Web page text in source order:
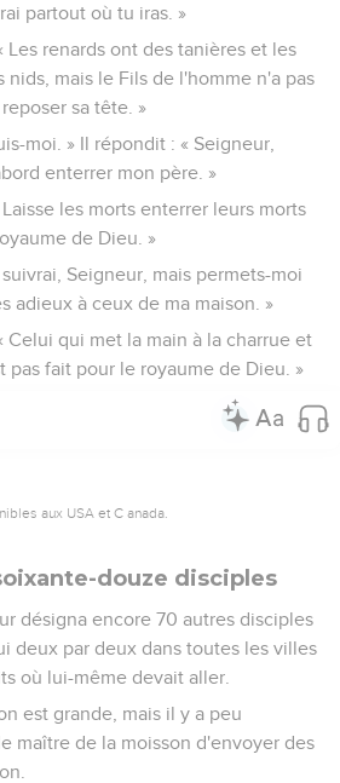
partout où tu iras. »
Les renards ont des tanières et les
nids, mais le Fils de l'homme n'a pas
sa tête. »
moi. » Il répondit : « Seigneur,
enterrer mon père. »
les morts enterrer leurs morts
de Dieu. »
Seigneur, mais permets-moi
adieux à ceux de ma maison. »
Celui qui met la main à la charrue et
pas fait pour le royaume de Dieu. »
aux USA et C anada.
douze disciples
désigna encore 70 autres disciples
deux par deux dans toutes les villes
où lui-même devait aller.
est grande, mais il y a peu
maître de la moisson d'envoyer des